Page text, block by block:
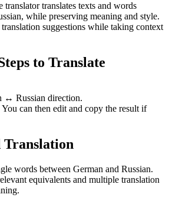
translates texts and words
while preserving meaning and style.
suggestions while taking context
to Translate
↔ Russian direction.
can then edit and copy the result if
Translation
words between German and Russian.
equivalents and multiple translation